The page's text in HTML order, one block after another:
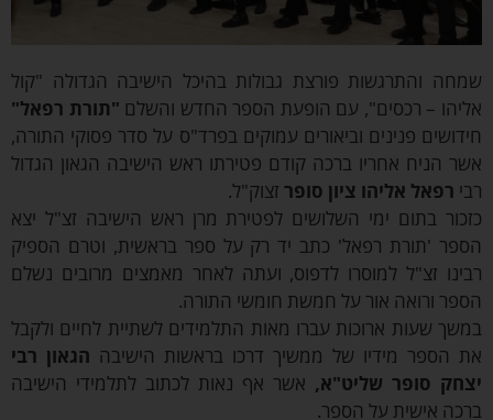
והתרגשות פורצת גבולות בהיכל הישיבה הגדולה "קול
– רכסים", עם הופעת הספר החדש והשלם"תורת רפאל"
פנינים וביאורים עמוקים בפרד"ס על סדר פסוקי התורה,
הניח אחריו ברכה קודם פטירתו ראש הישיבה הגאון הגדול
רפאל אליהו ציון סופרזצוק"ל.
בתום ימי השלושים לפטירת מרן ראש הישיבה זצ"ל יצא
'תורת רפאל' כתב יד רק על ספר בראשית, וטרם הספיק
זצ"ל למוסרו לדפוס, ועתה לאחר מאמצים מרובים נשלם
ורואה אור על חמשת חומשי התורה.
שעות ארוכות עברו מאות התלמידים לשתיית לחיים ולקבל
הספר מידיו של ממשיך דרכו בראשות הישיבההגאון רבי
סופר שליט"א,אשר אף נאות לכתוב לתלמידי הישיבה
אישית על הספר.